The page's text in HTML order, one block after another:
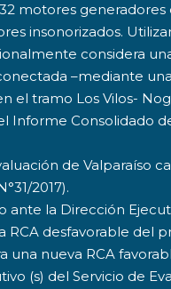
motores generadores
insonorizados.
considera
–mediante
el tramo Los Vilos-
Informe Consolidado
de Valparaíso
2017).
ante la Dirección
desfavorable del
una nueva RCA
(s) del Servicio de